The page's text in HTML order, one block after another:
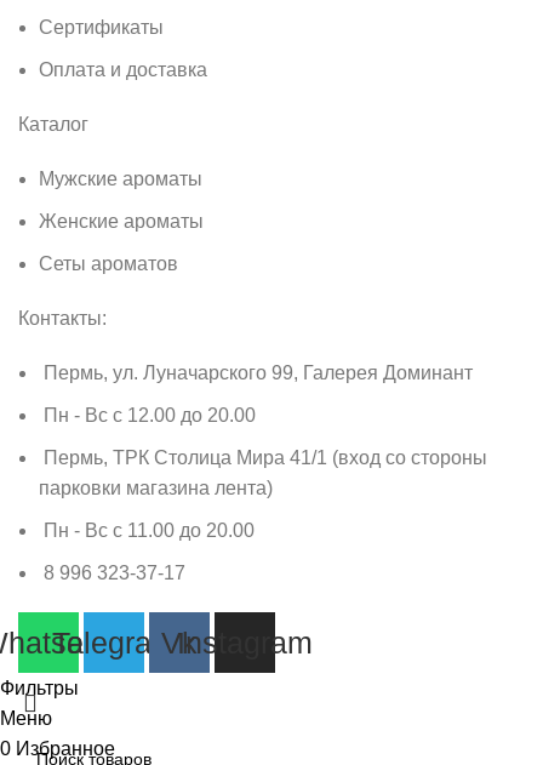
Сертификаты
Оплата и доставка
Каталог
Мужские ароматы
Женские ароматы
Сеты ароматов
Контакты:
Пермь, ул. Луначарского 99, Галерея Доминант
Пн - Вс с 12.00 до 20.00
Пермь, ТРК Столица Мира 41/1 (вход со стороны
парковки магазина лента)
Пн - Вс с 11.00 до 20.00
8 996 323-37-17
TelegramVkInstagram
Фильтры
Меню
0 Избранное